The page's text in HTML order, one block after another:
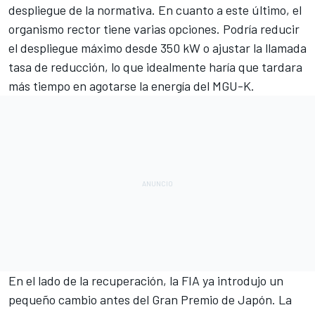
despliegue de la normativa. En cuanto a este último, el
organismo rector tiene varias opciones. Podría reducir
el despliegue máximo desde 350 kW o ajustar la llamada
tasa de reducción, lo que idealmente haría que tardara
más tiempo en agotarse la energía del MGU-K.
En el lado de la recuperación, la FIA ya introdujo un
pequeño cambio antes del Gran Premio de Japón. La